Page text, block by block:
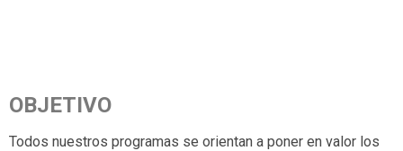
OBJETIVO
Todos nuestros programas se orientan a poner en valor los